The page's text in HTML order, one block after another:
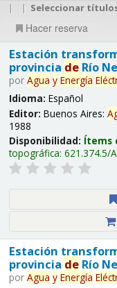
| | Seleccionar
Hacer reserva
Estación
provincia deRío
por Agua y Energía
Idioma: Español
Editor: Buenos Aires:
1988
Disponibilidad: Ítems
topográfica: 621.374.5/
Estación
provincia deRío
por Agua y Energía